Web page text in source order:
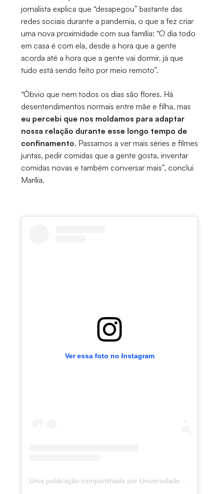
jornalista explica que “desapegou” bastante das
redes sociais durante a pandemia, o que a fez criar
uma nova proximidade com sua família: “O dia todo
em casa é com ela, desde a hora que a gente
acorda até a hora que a gente vai dormir, já que
tudo está sendo feito por meio remoto”.
“Óbvio que nem todos os dias são flores. Há
desentendimentos normais entre mãe e filha, mas
eu percebi que nos moldamos para adaptar
nossa relação durante esse longo tempo de
confinamento. Passamos a ver mais séries e filmes
juntas, pedir comidas que a gente gosta, inventar
comidas novas e também conversar mais”, conclui
Marília.
Ver essa foto no Instagram